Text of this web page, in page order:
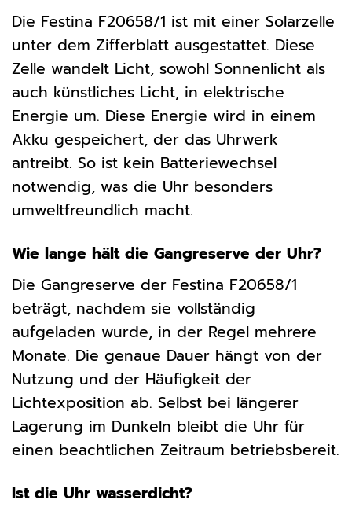
Die Festina F20658/1 ist mit einer Solarzelle
unter dem Zifferblatt ausgestattet. Diese
Zelle wandelt Licht, sowohl Sonnenlicht als
auch künstliches Licht, in elektrische
Energie um. Diese Energie wird in einem
Akku gespeichert, der das Uhrwerk
antreibt. So ist kein Batteriewechsel
notwendig, was die Uhr besonders
umweltfreundlich macht.
Wie lange hält die Gangreserve der Uhr?
Die Gangreserve der Festina F20658/1
beträgt, nachdem sie vollständig
aufgeladen wurde, in der Regel mehrere
Monate. Die genaue Dauer hängt von der
Nutzung und der Häufigkeit der
Lichtexposition ab. Selbst bei längerer
Lagerung im Dunkeln bleibt die Uhr für
einen beachtlichen Zeitraum betriebsbereit.
Ist die Uhr wasserdicht?